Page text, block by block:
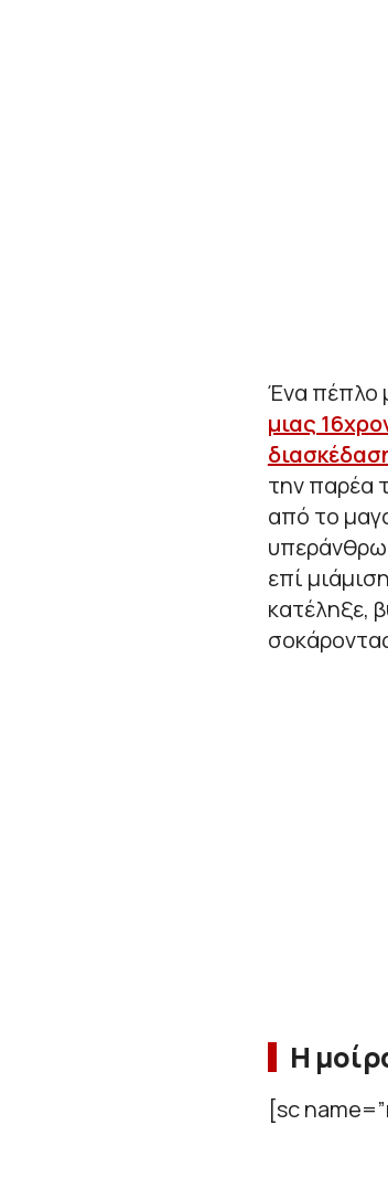
Ένα πέπλο
μιας
την παρέα
από το
επί
κατέληξε,
Η
[sc